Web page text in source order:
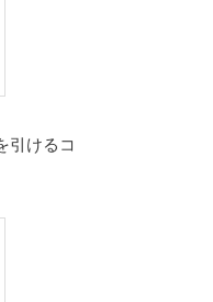
引けるコ